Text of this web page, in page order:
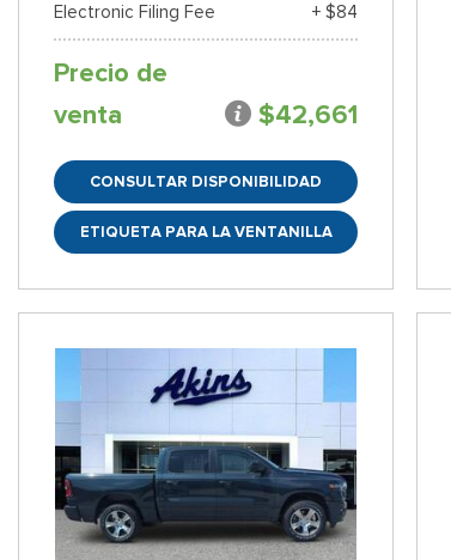
Electronic Filing Fee
+ $84
Precio de
venta
$42,661
CONSULTAR DISPONIBILIDAD
ETIQUETA PARA LA VENTANILLA